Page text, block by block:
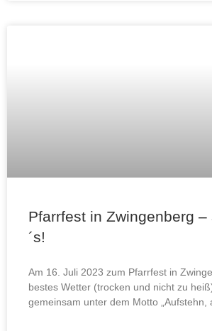
Pfarrfest in Zwingenberg –
´s!
Am 16. Juli 2023 zum Pfarrfest in
bestes Wetter (trocken und nicht zu
gemeinsam unter dem Motto „Aufstehn,